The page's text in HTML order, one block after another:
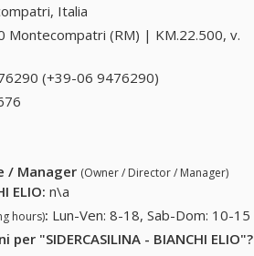
Italia
Montecompatri (RM) | KM.22.500, v.
(+39-06 9476290)
/ Manager (Owner / Director / Manager)
ELIO: n\a
hours): Lun-Ven: 8-18, Sab-Dom: 10-15
"SIDERCASILINA - BIANCHI ELIO"?